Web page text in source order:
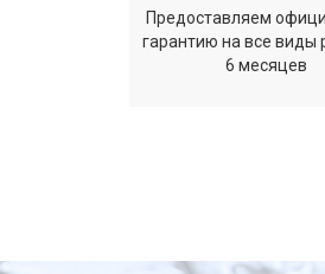
Предоставляем
гарантию на все виды
6 месяцев